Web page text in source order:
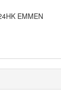
EMMEN